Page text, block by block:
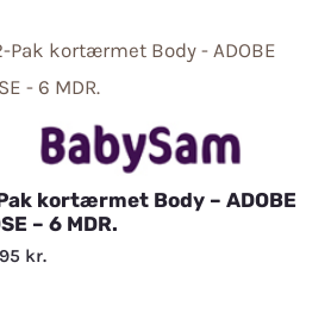
kortærmet Body – ADOBE
– 6 MDR.
kr.